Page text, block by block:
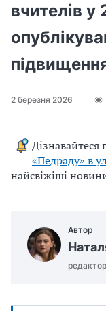
вчителів
2 березня 2026
«Педраду» в
найсвіжіші
Автор